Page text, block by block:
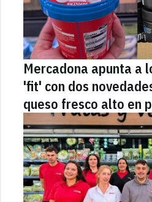
Mercadona apunta a
'fit' con dos
queso fresco alto en